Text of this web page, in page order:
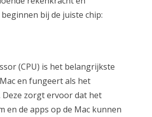
bij de juiste chip:
(CPU) is het belangrijkste
en fungeert als het
Deze zorgt ervoor dat het
en de apps op de Mac kunnen